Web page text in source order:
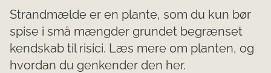
Strandmælde er en plante, som du kun bør
spise i små mængder grundet begrænset
kendskab til risici. Læs mere om planten, og
hvordan du genkender den her.